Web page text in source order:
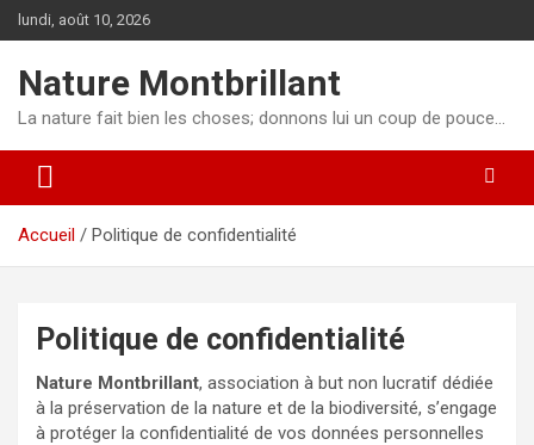
Aller
au
lundi, août 10, 2026
Nature Montbrillant
La nature fait bien les choses; donnons lui un coup de pouce…
Accueil Politique de confidentialité
Politique de confidentialité
Nature Montbrillant, association à but non lucratif dédiée
à la préservation de la nature et de la biodiversité, s’engage
à protéger la confidentialité de vos données personnelles